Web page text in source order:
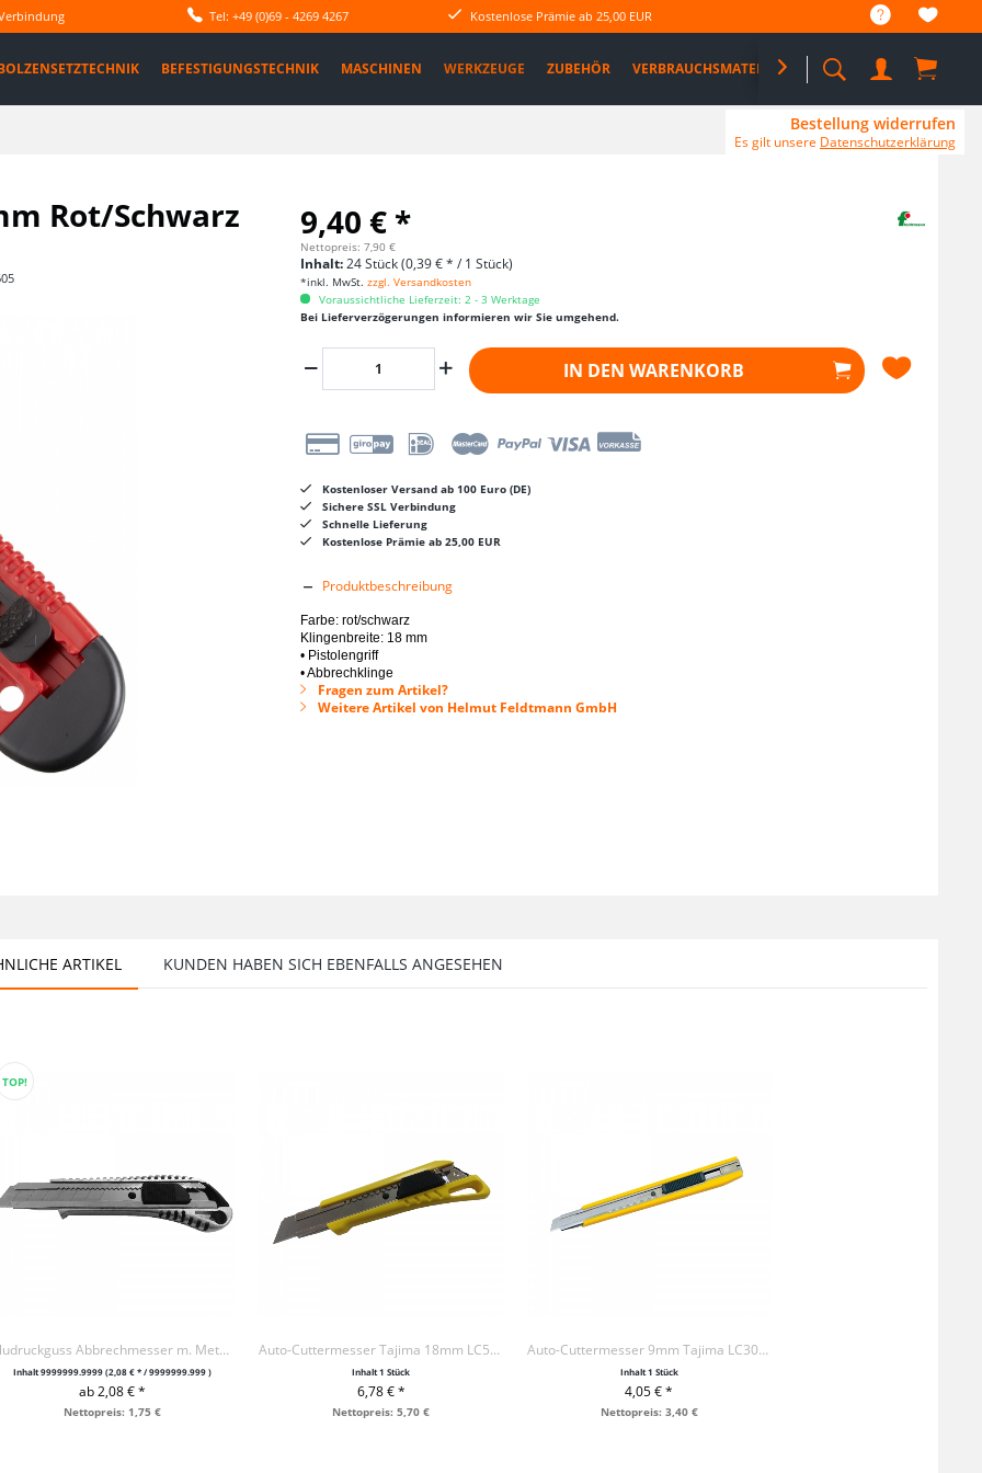
Tel: +49 (0)69 - 4269 4267 Kostenlose Prämie ab 25,00 EUR
BEFESTIGUNGSTECHNIK MASCHINEN WERKZEUGE ZUBEHÖR VERBRAUCHSMATERIAL %SALE% PRO DEALS

Rot/Schwarz 9,40 € *
Nettopreis: 7,90 €
Inhalt:24 Stück (0,39 € * / 1 Stück)
*inkl. MwSt. zzgl. Versandkosten
Voraussichtliche Lieferzeit: 2 - 3 Werktage
Bei Lieferverzögerungen informieren wir Sie umgehend.
IN DEN WARENKORB
Kostenloser Versand ab 100 Euro (DE)
Sichere SSL Verbindung
Schnelle Lieferung
Kostenlose Prämie ab 25,00 EUR
Produktbeschreibung
Farbe: rot/schwarz
Klingenbreite: 18 mm
• Pistolengriff
• Abbrechklinge
Fragen zum Artikel?
Weitere Artikel von Helmut Feldtmann GmbH
ARTIKEL KUNDEN HABEN SICH EBENFALLS ANGESEHEN
TOP!
Aludruckguss Abbrechmesser m. Metallführung 18mm
Inhalt9999999.9999(2,08 € * / 9999999.999 )
ab 2,08 € *
+ IN DEN WARENKORB
Nettopreis: 1,75 €
Auto-Cuttermesser Tajima 18mm LC520 + 3 x Klinge
Inhalt1 Stück
6,78 € *
+ IN DEN WARENKORB
Nettopreis: 5,70 €
Auto-Cuttermesser 9mm Tajima LC303YB
Inhalt1 Stück
4,05 € *
+ IN DEN WARENKORB
Nettopreis: 3,40 €
Bestellung widerrufen
Es gilt unsere Datenschutzerklärung